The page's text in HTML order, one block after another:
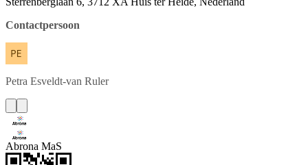
Contactpersoon
Petra Esveldt-van Ruler
Abrona MaS